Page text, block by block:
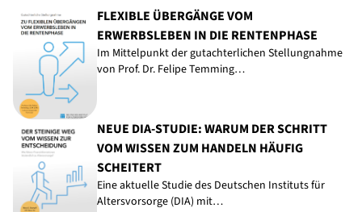
FLEXIBLE ÜBERGÄNGE VOM
ERWERBSLEBEN IN DIE RENTENPHASE
Im Mittelpunkt der gutachterlichen Stellungnahme
von Prof. Dr. Felipe Temming…
NEUE DIA-STUDIE: WARUM DER SCHRITT
VOM WISSEN ZUM HANDELN HÄUFIG
SCHEITERT
Eine aktuelle Studie des Deutschen Instituts für
Altersvorsorge (DIA) mit…